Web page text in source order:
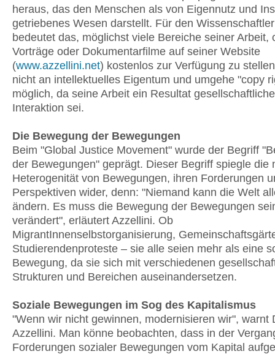
heraus, das den Menschen als von Eigennutz und
getriebenes Wesen darstellt. Für den
bedeutet das, möglichst viele Bereiche seiner Arbeit,
Vorträge oder Dokumentarfilme auf seiner Website
(www.azzellini.net) kostenlos zur Verfügung zu
nicht an intellektuelles Eigentum und umgehe "copy
möglich, da seine Arbeit ein Resultat
Interaktion sei.
Die Bewegung der Bewegungen
Beim "Global Justice Movement" wurde der Begriff
der Bewegungen" geprägt. Dieser Begriff spiegle die
Heterogenität von Bewegungen, ihren Forderungen
Perspektiven wider, denn: "Niemand kann die Welt
ändern. Es muss die Bewegung der Bewegungen
verändert", erläutert Azzellini. Ob
MigrantInnenselbstorganisierung,
Studierendenproteste – sie alle seien mehr als eine
Bewegung, da sie sich mit verschiedenen
Strukturen und Bereichen auseinandersetzen.
Soziale Bewegungen im Sog des Kapitalismus
"Wenn wir nicht gewinnen, modernisieren wir", warnt
Azzellini. Man könne beobachten, dass in der
Forderungen sozialer Bewegungen vom Kapital